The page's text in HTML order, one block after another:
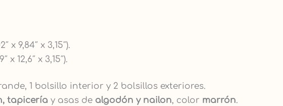
x 9,84″ x 3,15″).
x 12,6″ x 3,15″).
1 bolsillo interior y 2 bolsillos exteriores.
tapicería y asas de algodón y nailon, color marrón.